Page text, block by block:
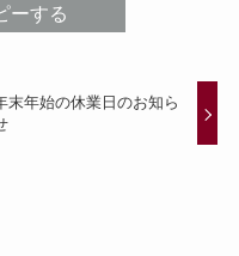
ーする
末年始の休業日のお知ら